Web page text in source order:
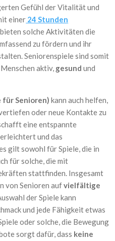
Gefühl der Vitalität und
einer 24 Stunden
bieten solche Aktivitäten die
zu fördern und ihr
Seniorenspiele sind somit
aktiv, gesundund
für Senioren)kann auch helfen,
oder neue Kontakte zu
eine entspannte
und das
gilt sowohl für Spiele, die in
für solche, die mit
stattfinden. Insgesamt
von Senioren aufvielfältige
der Spiele kann
und jede Fähigkeit etwas
oder solche, die Bewegung
sorgt dafür, dass keine